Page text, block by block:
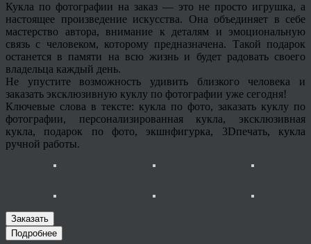
Кукла по фотографии на заказ — это не просто игрушка, а
настоящее произведение искусства. Она объединяет в себе
мастерство автора, внимание к деталям и эмоциональную
связь с человеком, которому предназначена. Такой подарок
останется в памяти на всю жизнь и будет радовать своего
владельца каждый день.
Не упустите возможность удивить близкого человека и
заказать эксклюзивную куклу по фотографии уже сегодня!
Ключевые слова в тексте: кукла по фото, заказать куклу по
фотографии, персонализированная кукла, эксклюзивная
кукла, подарок по фото, экшнфигурка, 3Dпечать, кукла
ручной работы.
Заказать
Подробнее